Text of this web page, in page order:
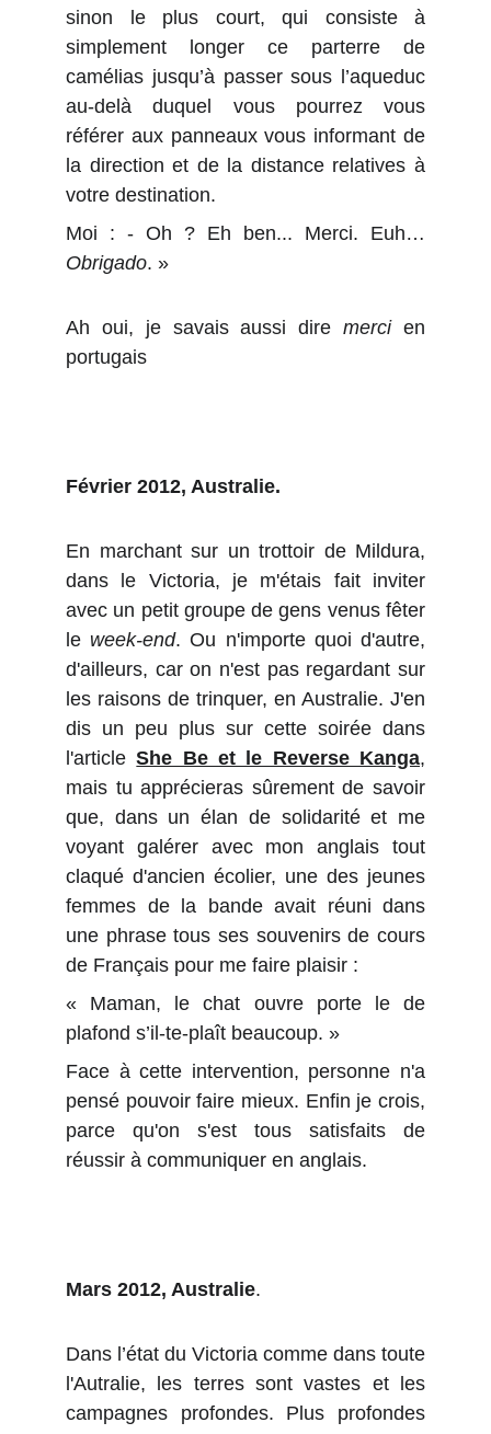
sinon le plus court, qui consiste à
simplement longer ce parterre de
camélias jusqu’à passer sous l’aqueduc
au-delà duquel vous pourrez vous
référer aux panneaux vous informant de
la direction et de la distance relatives à
votre destination.
Moi : - Oh ? Eh ben... Merci. Euh…
Obrigado. »
Ah oui, je savais aussi diremercien
portugais
Février 2012, Australie.
En marchant sur un trottoir de Mildura,
dans le Victoria, je m'étais fait inviter
avec un petit groupe de gens venus fêter
le week-end. Ou n'importe quoi d'autre,
d'ailleurs, car on n'est pas regardant sur
les raisons de trinquer, en Australie. J'en
dis un peu plus sur cette soirée dans
l'articleShe Be et le Reverse Kanga,
mais tu apprécieras sûrement de savoir
que, dans un élan de solidarité et me
voyant galérer avec mon anglais tout
claqué d'ancien écolier, une des jeunes
femmes de la bande avait réuni dans
une phrase tous ses souvenirs de cours
de Français pour me faire plaisir :
« Maman, le chat ouvre porte le de
plafond s’il-te-plaît beaucoup. »
Face à cette intervention, personne n'a
pensé pouvoir faire mieux. Enfin je crois,
parce qu'on s'est tous satisfaits de
réussir à communiquer en anglais.
Mars 2012, Australie.
Dans l’état du Victoria comme dans toute
l'Autralie, les terres sont vastes et les
campagnes profondes. Plus profondes